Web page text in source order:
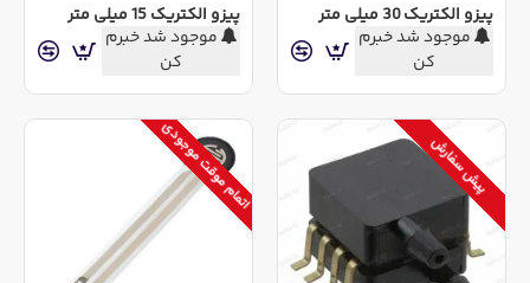
پیزو الکتریک 30 میلی متر
موجود شد خبرم
کن
پیزو الکتریک 15 میلی متر
موجود شد خبرم
کن
پیش سفارش اتمام موقت موجودی